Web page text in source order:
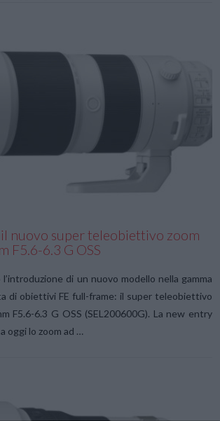
nuovo super teleobiettivo zoom
F5.6-6.3 G OSS
di un nuovo modello nella gamma
di obiettivi FE full-frame: il super teleobiettivo
F5.6-6.3 G OSS (SEL200600G). La new entry
oggi lo zoom ad …